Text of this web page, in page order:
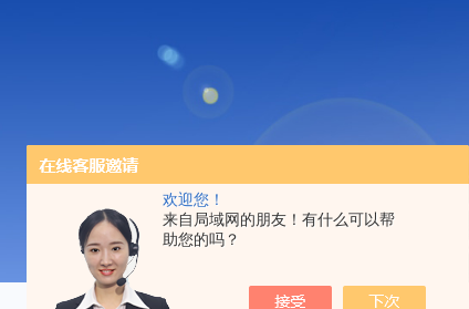
欢迎您！
来自局域网的朋友！有什么可以帮
助您的吗？